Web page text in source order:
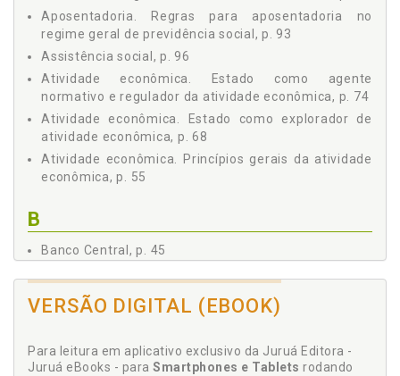
3.1 PRINCÍPIOS GERAIS DA ATIVIDADE ECONÔMICA, p. 55
3.2 SOBERANIA NACIONAL, p. 55
3.3 PROPRIEDADE PRIVADA, p. 56
3.4 FUNÇÃO SOCIAL DA PROPRIEDADE, p. 58
3.5 LIVRE CONCORRÊNCIA, p. 59
3.6 DEFESA DO CONSUMIDOR, p. 60
3.7 DEFESA DO MEIO AMBIENTE, p. 65
3.8 REDUÇÃO DAS DESIGUALDADES REGIONAIS E
SOCIAIS E A BUSCA DO PLENO EMPREGO, p. 67
BRASILEIRAS E QUE TENHAM SUA SEDE E
ADMINISTRAÇÃO NO PAÍS, p. 67
ECONÔMICA, p. 68
3.11 A CONSTITUIÇÃO FEDERAL E O ESTATUTO DA
EMPRESA PÚBLICA, DA SOCIEDADE DE ECONOMIA MISTA
3.12 O ESTADO COMO AGENTE NORMATIVO E
Aposentadoria. Regras para aposentadoria no
regime geral de previdência social, p. 93
Assistência social, p. 96
Atividade econômica. Estado como agente
normativo e regulador da atividade econômica, p. 74
Atividade econômica. Estado como explorador de
atividade econômica, p. 68
Atividade econômica. Princípios gerais da atividade
econômica, p. 55
B
Banco Central, p. 45
C
Cobrança de tributo. Principais regras
procedimentais sobre a cobrança de tributos, p. 40
VERSÃO DIGITAL (EBOOK)
Para leitura em aplicativo exclusivo da Juruá Editora -
Juruá eBooks - para Smartphones e Tablets rodando